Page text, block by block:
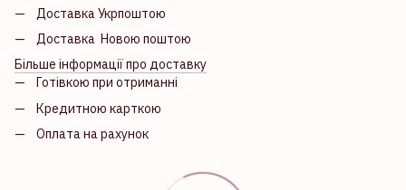
Доставка Укрпоштою
Доставка Новою поштою
Більше інформації про доставку
Готівкою при отриманні
Кредитною карткою
Оплата на рахунок